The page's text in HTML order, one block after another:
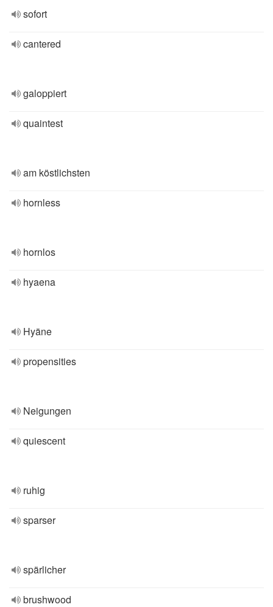
sofort
cantered
galoppiert
quaintest
am köstlichsten
hornless
hornlos
hyaena
Hyäne
propensities
Neigungen
quiescent
ruhig
sparser
spärlicher
brushwood